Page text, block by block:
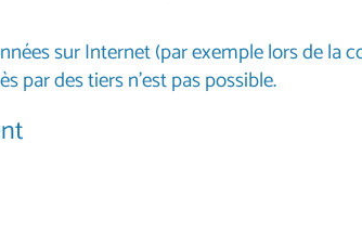
sur Internet (par exemple lors de la
par des tiers n'est pas possible.